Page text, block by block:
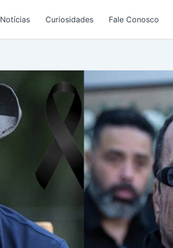
Notícias Curiosidades Fale Conosco